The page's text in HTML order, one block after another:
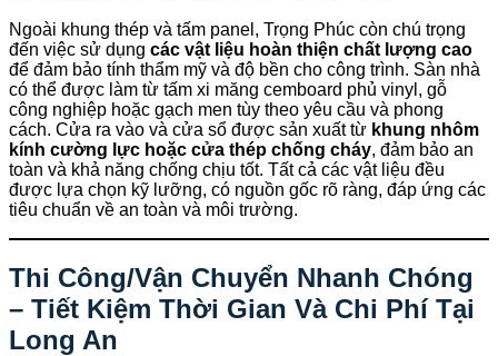
Ngoài khung thép và tấm panel, Trọng Phúc còn chú trọng
đến việc sử dụng các vật liệu hoàn thiện chất lượng cao
để đảm bảo tính thẩm mỹ và độ bền cho công trình. Sàn nhà
có thể được làm từ tấm xi măng cemboard phủ vinyl, gỗ
công nghiệp hoặc gạch men tùy theo yêu cầu và phong
cách. Cửa ra vào và cửa sổ được sản xuất từ khung nhôm
kính cường lực hoặc cửa thép chống cháy, đảm bảo an
toàn và khả năng chống chịu tốt. Tất cả các vật liệu đều
được lựa chọn kỹ lưỡng, có nguồn gốc rõ ràng, đáp ứng các
tiêu chuẩn về an toàn và môi trường.
Thi Công/Vận Chuyển Nhanh Chóng
– Tiết Kiệm Thời Gian Và Chi Phí Tại
Long An